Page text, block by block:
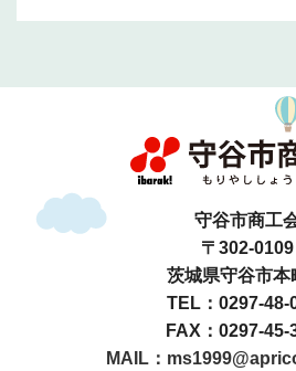
守谷市商工
〒302-0109
茨城県守谷市本
TEL：0297-48-
FAX：0297-45-
MAIL：